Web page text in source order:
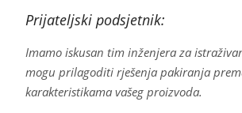
Prijateljski podsjetnik:
Imamo iskusan tim inženjera za
mogu prilagoditi rješenja pakiranja
karakteristikama vašeg proizvoda.